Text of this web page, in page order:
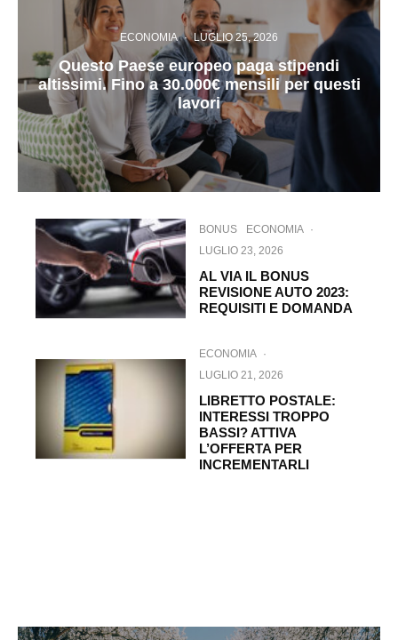
ECONOMIA · LUGLIO 25, 2026
Questo Paese europeo paga stipendi
altissimi. Fino a 30.000€ mensili per questi
lavori
BONUS ECONOMIA ·
LUGLIO 23, 2026
AL VIA IL BONUS
REVISIONE AUTO 2023:
REQUISITI E DOMANDA
ECONOMIA ·
LUGLIO 21, 2026
LIBRETTO POSTALE:
INTERESSI TROPPO
BASSI? ATTIVA
L’OFFERTA PER
INCREMENTARLI